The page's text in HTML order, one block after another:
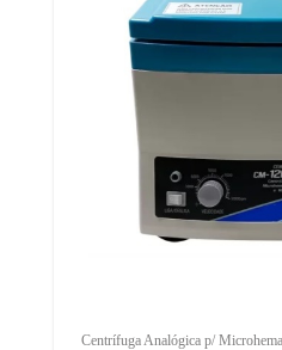
Centrífuga Analógica p/